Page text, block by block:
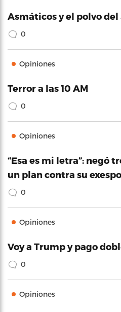
Asmáticos y el polvo del
0
Opiniones
Terror a las 10 AM
0
Opiniones
“Esa es mi letra”: negó
un plan contra su
0
Opiniones
Voy a Trump y pago
0
Opiniones